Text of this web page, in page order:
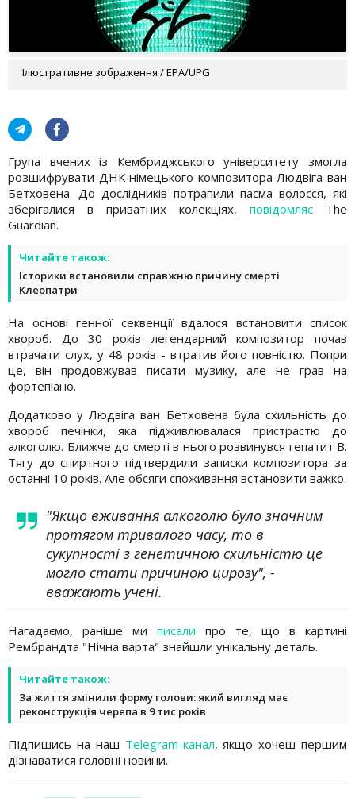
Ілюстративне зображення / EPA/UPG
Група вчених із Кембриджського університету змогла
розшифрувати ДНК німецького композитора Людвіга ван
Бетховена. До дослідників потрапили пасма волосся, які
зберігалися в приватних колекціях, повідомляє The
Guardian.
Читайте також:
Історики встановили справжню причину смерті
Клеопатри
На основі генної секвенції вдалося встановити список
хвороб. До 30 років легендарний композитор почав
втрачати слух, у 48 років - втратив його повністю. Попри
це, він продовжував писати музику, але не грав на
фортепіано.
Додатково у Людвіга ван Бетховена була схильність до
хвороб печінки, яка підживлювалася пристрастю до
алкоголю. Ближче до смерті в нього розвинувся гепатит В.
Тягу до спиртного підтвердили записки композитора за
останні 10 років. Але обсяги споживання встановити важко.
"Якщо вживання алкоголю було значним
протягом тривалого часу, то в
сукупності з генетичною схильністю це
могло стати причиною цирозу", -
вважають учені.
Нагадаємо, раніше ми писали про те, що в картині
Рембрандта "Нічна варта" знайшли унікальну деталь.
Читайте також:
За життя змінили форму голови: який вигляд має
реконструкція черепа в 9 тис років
Підпишись на наш Telegram-канал, якщо хочеш першим
дізнаватися головні новини.